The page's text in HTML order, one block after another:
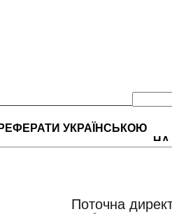
РЕФЕРАТИ УКРАЇНСЬКОЮ
НА
Поточна